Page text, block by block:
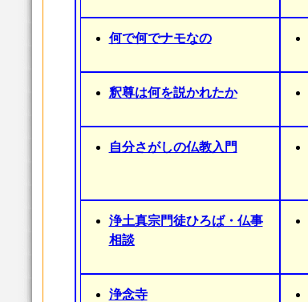
何で何でナモなの
釈尊は何を説かれたか
自分さがしの仏教入門
浄土真宗門徒ひろば・仏事
相談
浄念寺